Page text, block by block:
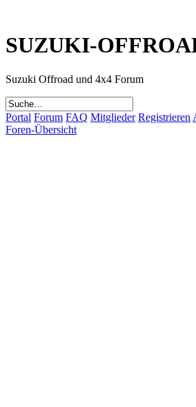
SUZUKI-
Suzuki Offroad und 4x4 Forum
Portal Forum FAQ Mitglieder Registrieren
Foren-Übersicht